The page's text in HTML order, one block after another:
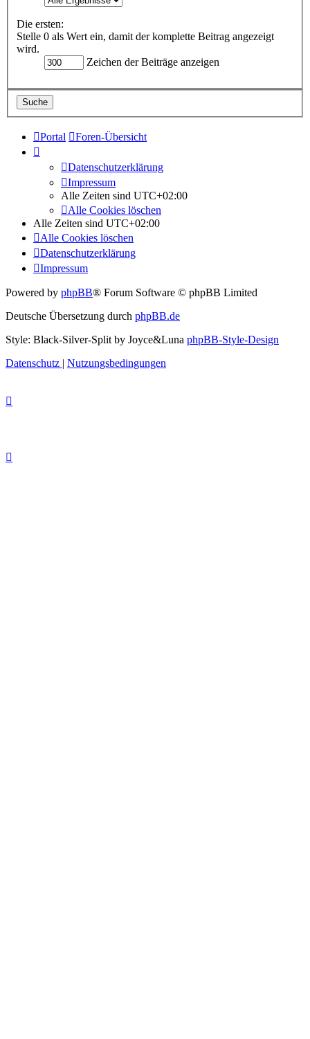
Die ersten:
Stelle 0 als Wert ein, damit der komplette Beitrag angezeigt
wird.
Zeichen der Beiträge anzeigen
Portal Foren-Übersicht
Datenschutzerklärung
Impressum
Alle Zeiten sind UTC+02:00
Alle Cookies löschen
Alle Zeiten sind UTC+02:00
Alle Cookies löschen
Datenschutzerklärung
Impressum
Powered by phpBB® Forum Software © phpBB Limited
Deutsche Übersetzung durch phpBB.de
Style: Black-Silver-Split by Joyce&Luna phpBB-Style-Design
Datenschutz | Nutzungsbedingungen